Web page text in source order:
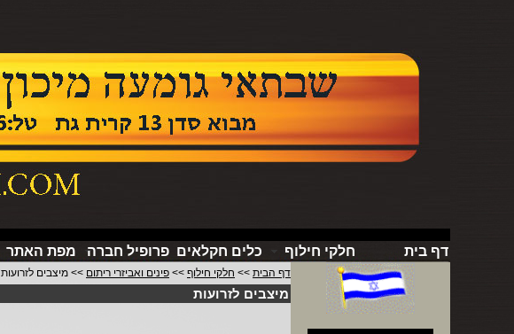
דף בית חלקי חילוף כלים חקלאים פרופיל חברה מפת האתר
דף הבית >> חלקי חילוף >> פינים ואביזרי ריתום >> מיצבים לזרועות
מיצבים לזרועות